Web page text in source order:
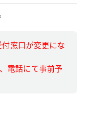
窓口が変更にな
電話にて事前予